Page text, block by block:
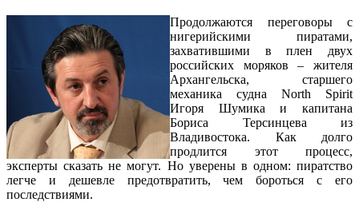
Продолжаются переговоры с
нигерийскими пиратами,
захватившими в плен двух
российских моряков – жителя
Архангельска, старшего
механика судна North Spirit
Игоря Шумика и капитана
Бориса Терсинцева из
Владивостока. Как долго
продлится этот процесс,
эксперты сказать не могут. Но уверены в одном: пиратство
легче и дешевле предотвратить, чем бороться с его
последствиями.